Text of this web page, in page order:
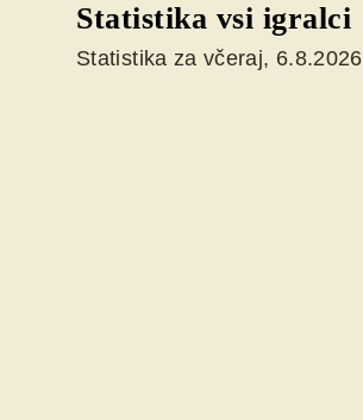
Statistika vsi igralci
Statistika za včeraj, 6.8.2026